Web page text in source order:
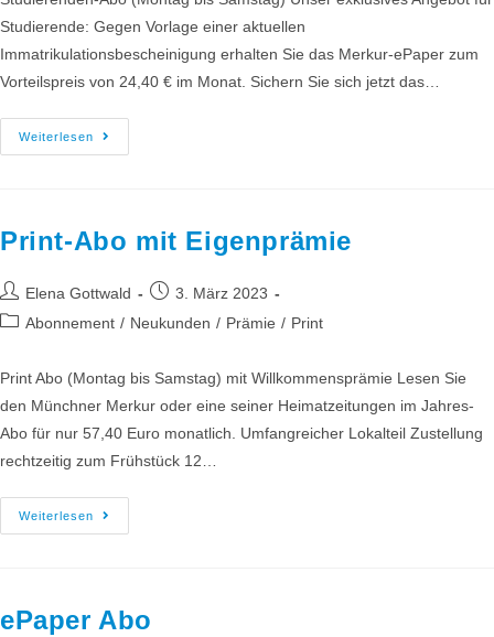
Studierende: Gegen Vorlage einer aktuellen
Immatrikulationsbescheinigung erhalten Sie das Merkur-ePaper zum
Vorteilspreis von 24,40 € im Monat. Sichern Sie sich jetzt das…
Weiterlesen
Print-Abo mit Eigenprämie
Elena Gottwald
3. März 2023
Abonnement / Neukunden / Prämie / Print
Print Abo (Montag bis Samstag) mit Willkommensprämie Lesen Sie
den Münchner Merkur oder eine seiner Heimatzeitungen im Jahres-
Abo für nur 57,40 Euro monatlich. Umfangreicher Lokalteil Zustellung
rechtzeitig zum Frühstück 12…
Weiterlesen
ePaper Abo